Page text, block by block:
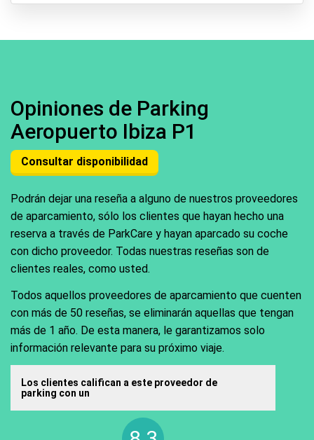
Opiniones de Parking
Aeropuerto Ibiza P1
Consultar disponibilidad
Podrán dejar una reseña a alguno de nuestros proveedores
de aparcamiento, sólo los clientes que hayan hecho una
reserva a través de ParkCare y hayan aparcado su coche
con dicho proveedor. Todas nuestras reseñas son de
clientes reales, como usted.
Todos aquellos proveedores de aparcamiento que cuenten
con más de 50 reseñas, se eliminarán aquellas que tengan
más de 1 año. De esta manera, le garantizamos solo
información relevante para su próximo viaje.
Los clientes califican a este proveedor de
parking con un